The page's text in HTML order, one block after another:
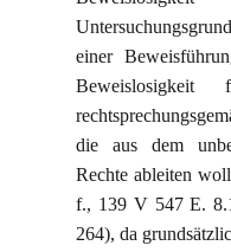
einer
die aus dem
Rechte ableiten
f., 139 V 547 E.
264), da